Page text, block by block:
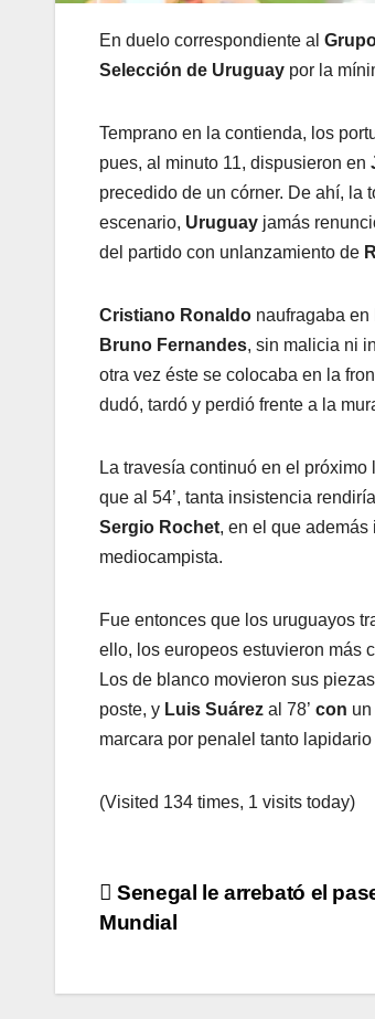
En duelo correspondiente al
Selección de Uruguay por la
Temprano en la contienda, los
pues, al minuto 11, dispusieron en
precedido de un córner. De ahí, la
escenario, Uruguay jamás
del partido con unlanzamiento de
Cristiano Ronaldo naufragaba en
Bruno Fernandes, sin malicia ni
otra vez éste se colocaba en la
dudó, tardó y perdió frente a la
La travesía continuó en el
que al 54’, tanta insistencia
Sergio Rochet, en el que además
mediocampista.
Fue entonces que los uruguayos
ello, los europeos estuvieron más
Los de blanco movieron sus
poste, y Luis Suárez al 78’ con
marcara por penalel tanto
(Visited 134 times, 1 visits today)
Navegación
entradas
Senegal le arrebató el
Mundial